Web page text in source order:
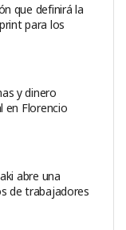
que definirá la
para los
y dinero
en Florencio
abre una
de trabajadores